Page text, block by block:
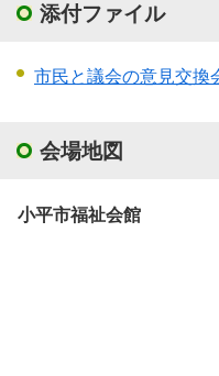
添付ファイル
市民と議会の意見交換
会場地図
小平市福祉会館